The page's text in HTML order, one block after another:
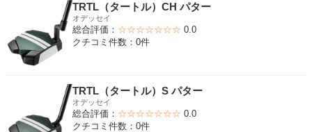
TRTL（タートル）CH パター
オデッセイ
総合評価： ☆☆☆☆☆☆☆ 0.0
クチコミ件数：0件
TRTL（タートル）S パター
オデッセイ
総合評価： ☆☆☆☆☆☆☆ 0.0
クチコミ件数：0件